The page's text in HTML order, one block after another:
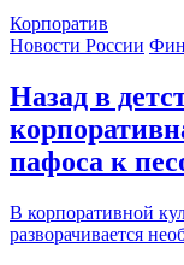
Корпоратив
Новости России
Назад в
пафоса к
В корпоративной
разворачивается